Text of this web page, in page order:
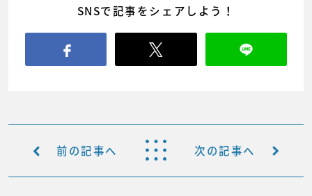
SNSで記事をシェアしよう！
前の記事へ 次の記事へ